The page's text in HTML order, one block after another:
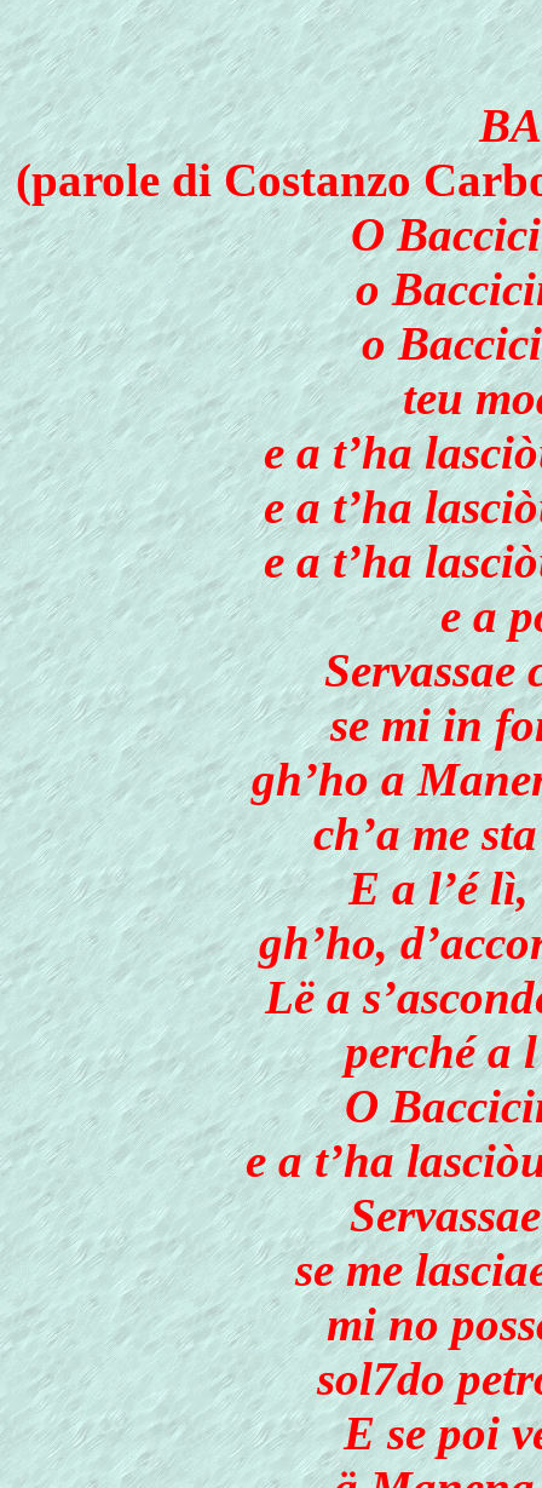
(parole di Costanzo
O
o
o
teu
e a t’ha
e a t’ha
e a t’ha
e a
Servassae
se mi in
gh’ho a
ch’a me
E a l’é lì,
gh’ho,
Lë a
perché a
O
e a t’ha
se me
mi no
sol7do
E se poi